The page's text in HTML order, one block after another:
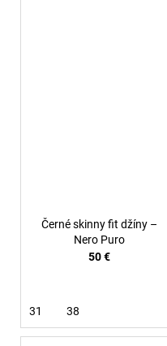
Černé skinny fit džíny –
Nero Puro
50 €
31 38